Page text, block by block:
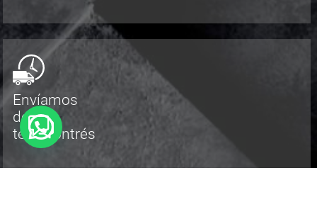
Envíamos
donde
te encontrés